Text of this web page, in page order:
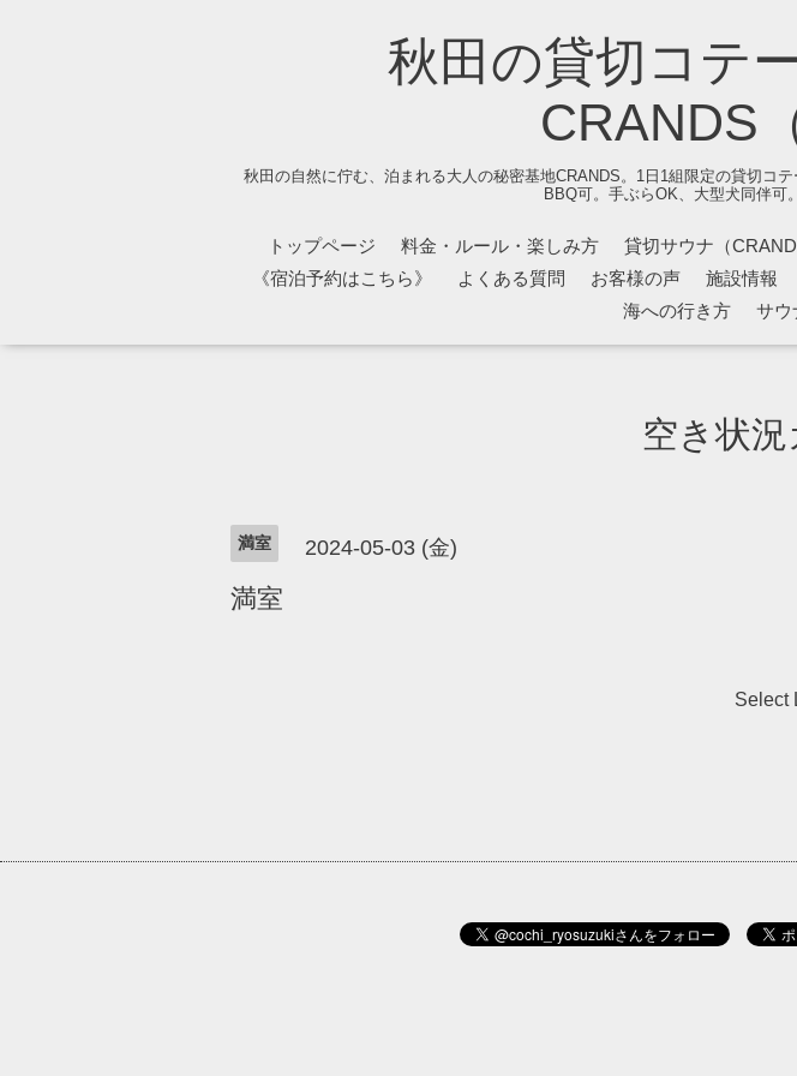
秋田の貸切コテ
CRANDS
秋田の自然に佇む、泊まれる大人の秘密基地CRANDS。1日1組限定の貸切コ
BBQ可。手ぶらOK、大型犬同伴可
トップページ 料金・ルール・楽しみ方 貸切サウナ（
《宿泊予約はこちら》
よくある質問 お客様の声 施設情報
海への行き方
サウ
空き状
満室 2024-05-03 (金)
満室
Select